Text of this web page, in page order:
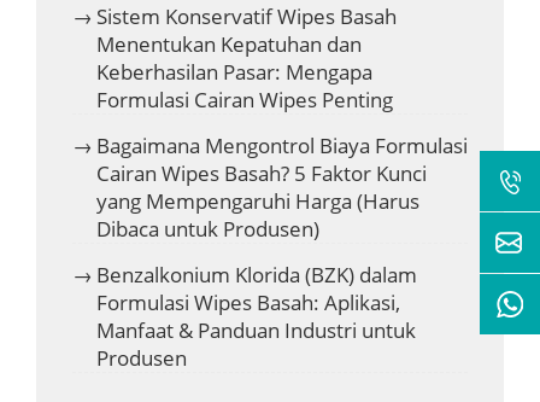
Sistem Konservatif Wipes Basah
Menentukan Kepatuhan dan
Keberhasilan Pasar: Mengapa
Formulasi Cairan Wipes Penting
Bagaimana Mengontrol Biaya Formulasi
Cairan Wipes Basah? 5 Faktor Kunci
yang Mempengaruhi Harga (Harus
Dibaca untuk Produsen)
Benzalkonium Klorida (BZK) dalam
Formulasi Wipes Basah: Aplikasi,
Manfaat & Panduan Industri untuk
Produsen